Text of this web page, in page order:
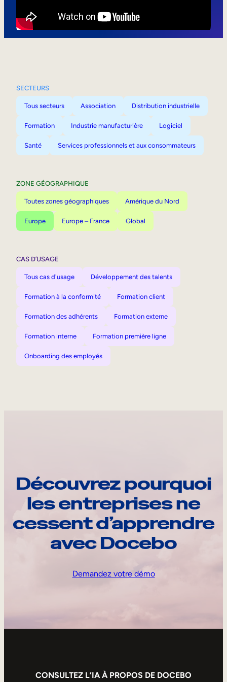
SECTEURS
Tous secteurs Association Distribution industrielle
Formation Industrie manufacturière Logiciel
Santé Services professionnels et aux consommateurs
ZONE GÉOGRAPHIQUE
Toutes zones géographiques Amérique du Nord
Europe Europe – France Global
CAS D’USAGE
Tous cas d'usage Développement des talents
Formation à la conformité Formation client
Formation des adhérents Formation externe
Formation interne Formation première ligne
Onboarding des employés
Découvrez pourquoi
les entreprises ne
cessent d’apprendre
avec Docebo
Demandez votre démo
CONSULTEZ L’IA À PROPOS DE DOCEBO